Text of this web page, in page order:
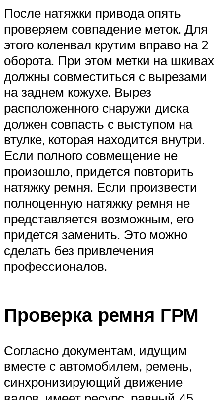
После натяжки привода опять
проверяем совпадение меток. Для
этого коленвал крутим вправо на 2
оборота. При этом метки на шкивах
должны совместиться с вырезами
на заднем кожухе. Вырез
расположенного снаружи диска
должен совпасть с выступом на
втулке, которая находится внутри.
Если полного совмещение не
произошло, придется повторить
натяжку ремня. Если произвести
полноценную натяжку ремня не
представляется возможным, его
придется заменить. Это можно
сделать без привлечения
профессионалов.
Проверка ремня ГРМ
Согласно документам, идущим
вместе с автомобилем, ремень,
синхронизирующий движение